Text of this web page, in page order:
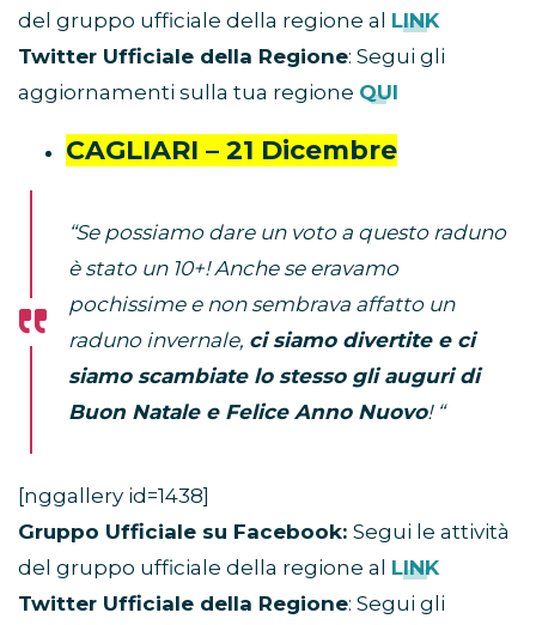
del gruppo ufficiale della regione al LINK
Twitter Ufficiale della Regione: Segui gli
aggiornamenti sulla tua regione QUI
CAGLIARI – 21 Dicembre
“Se possiamo dare un voto a questo raduno
è stato un 10+! Anche se eravamo
pochissime e non sembrava affatto un
raduno invernale, ci siamo divertite e ci
siamo scambiate lo stesso gli auguri di
Buon Natale e Felice Anno Nuovo! “
[nggallery id=1438]
Gruppo Ufficiale su Facebook: Segui le attività
del gruppo ufficiale della regione al LINK
Twitter Ufficiale della Regione: Segui gli